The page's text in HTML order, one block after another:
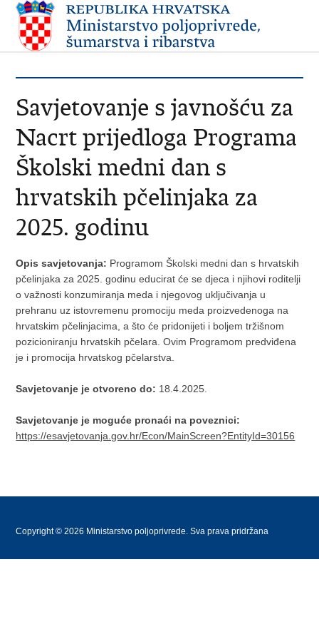
Savjetovanje s javnošću za
Nacrt prijedloga Programa
Školski medni dan s
hrvatskih pčelinjaka za
2025. godinu
Opis savjetovanja: Programom Školski medni dan s hrvatskih
pčelinjaka za 2025. godinu educirat će se djeca i njihovi roditelji
o važnosti konzumiranja meda i njegovog uključivanja u
prehranu uz istovremenu promociju meda proizvedenoga na
hrvatskim pčelinjacima, a što će pridonijeti i boljem tržišnom
pozicioniranju hrvatskih pčelara. Ovim Programom predviđena
je i promocija hrvatskog pčelarstva.
Savjetovanje je otvoreno do: 18.4.2025.
Savjetovanje je moguće pronaći na poveznici:
https://esavjetovanja.gov.hr/Econ/MainScreen?EntityId=30156
Copyright © 2026 Ministarstvo poljoprivrede. Sva prava pridržana